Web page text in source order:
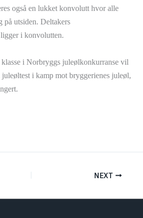
også en lukket konvolutt hvor alle
på utsiden. Deltakers
i konvolutten.
i Norbryggs juleølkonkurranse vil
i kamp mot bryggerienes juleøl,
NEXT